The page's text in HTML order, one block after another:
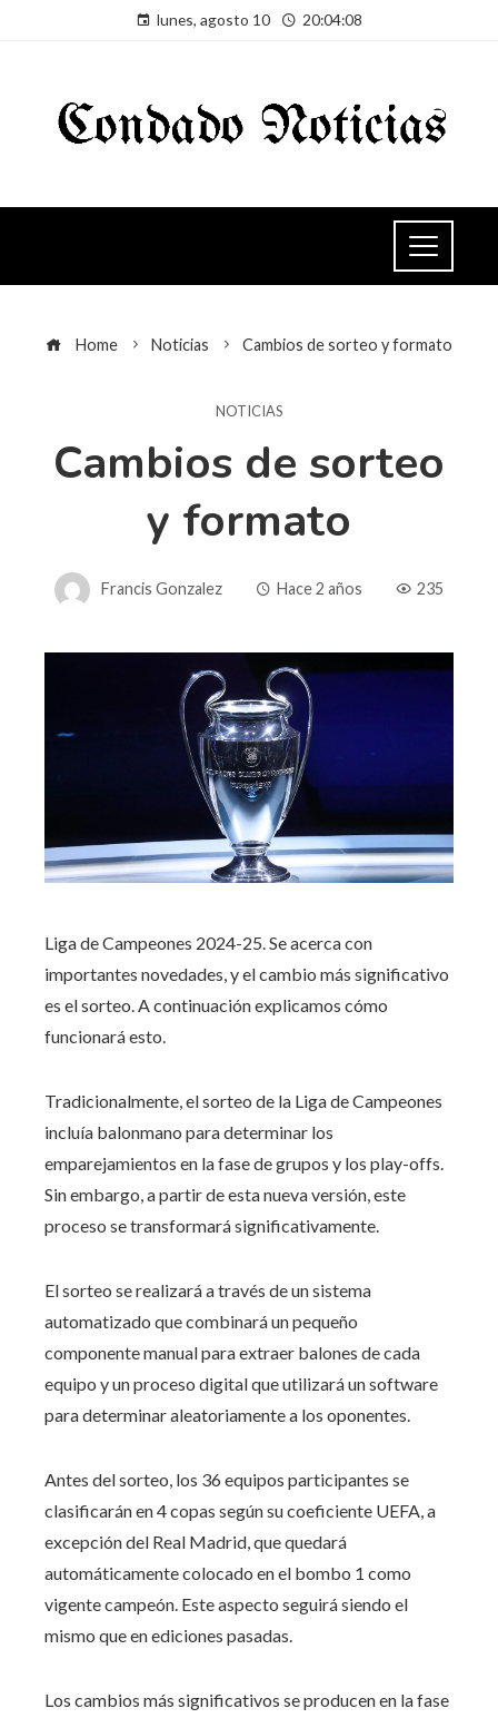
lunes, agosto 10 20:04:09
Home Noticias Cambios de sorteo y formato
NOTICIAS
Cambios de sorteo
y formato
Francis Gonzalez Hace 2 años 235
Liga de Campeones 2024-25. Se acerca con
importantes novedades, y el cambio más significativo
es el sorteo. A continuación explicamos cómo
funcionará esto.
Tradicionalmente, el sorteo de la Liga de Campeones
incluía balonmano para determinar los
emparejamientos en la fase de grupos y los play-offs.
Sin embargo, a partir de esta nueva versión, este
proceso se transformará significativamente.
El sorteo se realizará a través de un sistema
automatizado que combinará un pequeño
componente manual para extraer balones de cada
equipo y un proceso digital que utilizará un software
para determinar aleatoriamente a los oponentes.
Antes del sorteo, los 36 equipos participantes se
clasificarán en 4 copas según su coeficiente UEFA, a
excepción del Real Madrid, que quedará
automáticamente colocado en el bombo 1 como
vigente campeón. Este aspecto seguirá siendo el
mismo que en ediciones pasadas.
Los cambios más significativos se producen en la fase